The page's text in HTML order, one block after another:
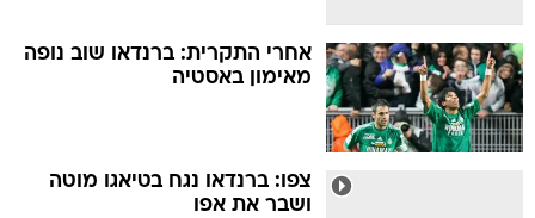
אחרי התקרית: ברנדאו שוב נופה
מאימון באסטיה
צפו: ברנדאו נגח בטיאגו מוטה
ושבר את אפו